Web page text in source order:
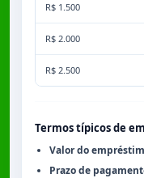
R$ 1.500
R$ 2.000
R$ 2.500
Termos típicos de
Valor do
Prazo de